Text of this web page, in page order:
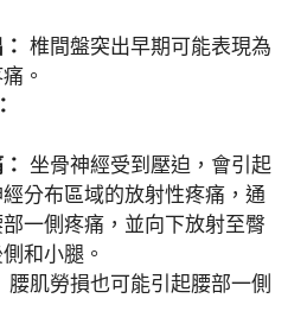
椎間盤突出早期可能表現為
。
坐骨神經受到壓迫，會引起
分布區域的放射性疼痛，通
一側疼痛，並向下放射至臀
和小腿。
腰肌勞損也可能引起腰部一側